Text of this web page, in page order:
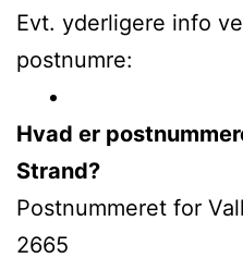
Evt. yderligere info
postnumre:
Hvad er
Strand?
Postnummeret for
2665